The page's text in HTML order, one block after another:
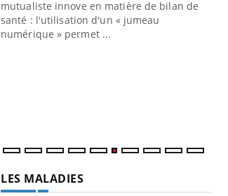
mutualiste innove en matière de bilan de
santé : l'utilisation d'un « jumeau
numérique » permet ...
LES MALADIES